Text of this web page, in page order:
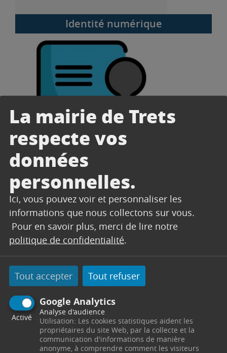
La mairie de Trets
respecte vos
données
personnelles.
Ici, vous pouvez voir et personnaliser les
informations que nous collectons sur vous.
Pour en savoir plus, merci de lire notre
politique de confidentialité.
Tout accepter Tout refuser
Google Analytics
Activé
Analyse d'audience
Utilisation: Les cookies statistiques aident les
propriétaires du site Web, par la collecte et la
communication d'informations de manière
anonyme, à comprendre comment les visiteurs
Identité numérique
Légalisations
Légalisations
Livret de famille
Livret de famille
Logement social